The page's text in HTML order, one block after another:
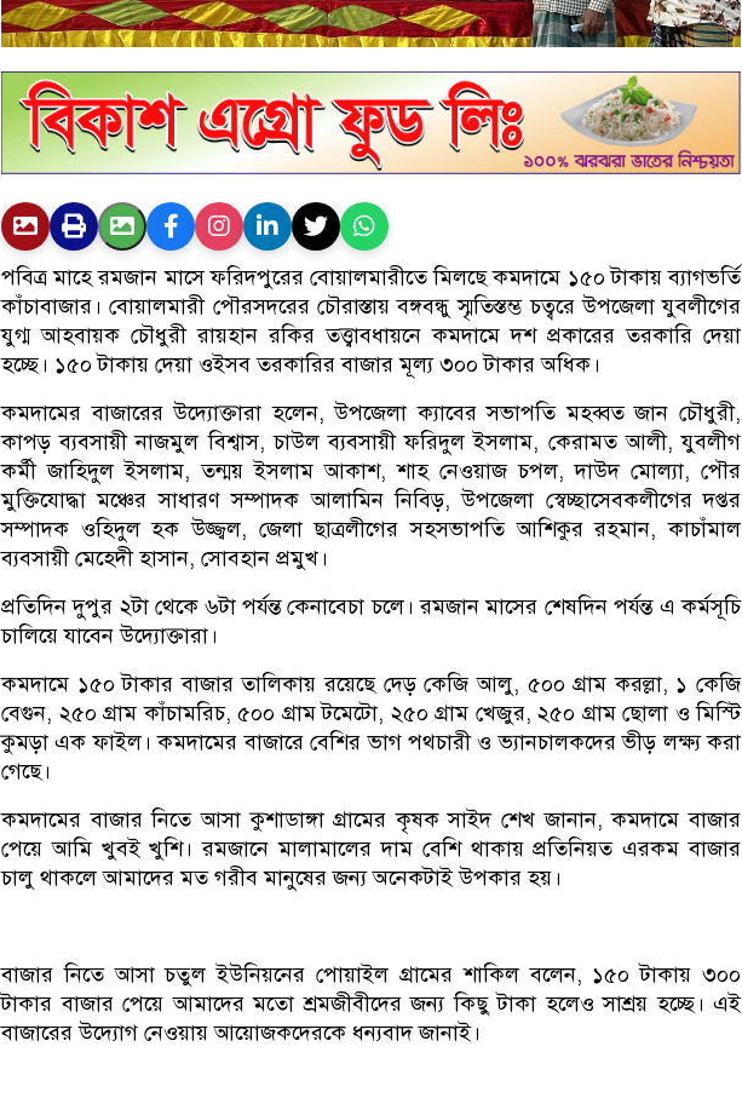
পবিত্র মাহে রমজান মাসে ফরিদপুরের বোয়ালমারীতে মিলছে কমদামে ১৫০ টাকায় ব্যাগভর্তি
কাঁচাবাজার। বোয়ালমারী পৌরসদরের চৌরাস্তায় বঙ্গবন্ধু স্মৃতিস্তম্ভ চত্বরে উপজেলা যুবলীগের
যুগ্ম আহবায়ক চৌধুরী রায়হান রকির তত্ত্বাবধায়নে কমদামে দশ প্রকারের তরকারি দেয়া
হচ্ছে। ১৫০ টাকায় দেয়া ওইসব তরকারির বাজার মূল্য ৩০০ টাকার অধিক।
কমদামের বাজারের উদ্যোক্তারা হলেন, উপজেলা ক্যাবের সভাপতি মহব্বত জান চৌধুরী,
কাপড় ব্যবসায়ী নাজমুল বিশ্বাস, চাউল ব্যবসায়ী ফরিদুল ইসলাম, কেরামত আলী, যুবলীগ
কর্মী জাহিদুল ইসলাম, তন্ময় ইসলাম আকাশ, শাহ নেওয়াজ চপল, দাউদ মোল্যা, পৌর
মুক্তিযোদ্ধা মঞ্চের সাধারণ সম্পাদক আলামিন নিবিড়, উপজেলা স্বেচ্ছাসেবকলীগের দপ্তর
সম্পাদক ওহিদুল হক উজ্জ্বল, জেলা ছাত্রলীগের সহসভাপতি আশিকুর রহমান, কাচাঁমাল
ব্যবসায়ী মেহেদী হাসান, সোবহান প্রমুখ।
প্রতিদিন দুপুর ২টা থেকে ৬টা পর্যন্ত কেনাবেচা চলে। রমজান মাসের শেষদিন পর্যন্ত এ কর্মসূচি
চালিয়ে যাবেন উদ্যোক্তারা।
কমদামে ১৫০ টাকার বাজার তালিকায় রয়েছে দেড় কেজি আলু, ৫০০ গ্রাম করল্লা, ১ কেজি
বেগুন, ২৫০ গ্রাম কাঁচামরিচ, ৫০০ গ্রাম টমেটো, ২৫০ গ্রাম খেজুর, ২৫০ গ্রাম ছোলা ও মিস্টি
কুমড়া এক ফাইল। কমদামের বাজারে বেশির ভাগ পথচারী ও ভ্যানচালকদের ভীড় লক্ষ্য করা
গেছে।
কমদামের বাজার নিতে আসা কুশাডাঙ্গা গ্রামের কৃষক সাইদ শেখ জানান, কমদামে বাজার
পেয়ে আমি খুবই খুশি। রমজানে মালামালের দাম বেশি থাকায় প্রতিনিয়ত এরকম বাজার
চালু থাকলে আমাদের মত গরীব মানুষের জন্য অনেকটাই উপকার হয়।
বাজার নিতে আসা চতুল ইউনিয়নের পোয়াইল গ্রামের শাকিল বলেন, ১৫০ টাকায় ৩০০
টাকার বাজার পেয়ে আমাদের মতো শ্রমজীবীদের জন্য কিছু টাকা হলেও সাশ্রয় হচ্ছে। এই
বাজারের উদ্যোগ নেওয়ায় আয়োজকদেরকে ধন্যবাদ জানাই।